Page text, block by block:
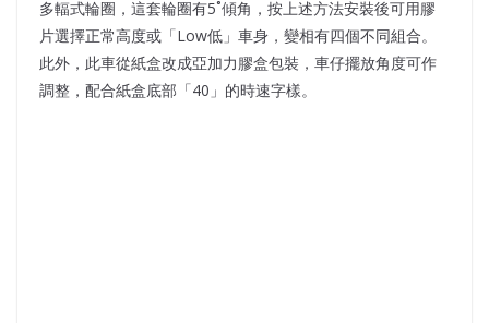
多輻式輪圈，這套輪圈有5˚傾角，按上述方法安裝後可用膠
片選擇正常高度或「Low低」車身，變相有四個不同組合。
此外，此車從紙盒改成亞加力膠盒包裝，車仔擺放角度可作
調整，配合紙盒底部「40」的時速字樣。